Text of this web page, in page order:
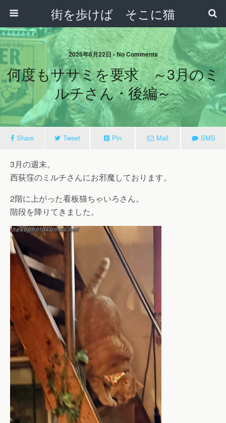
街を歩けば そこに猫
2026年6月22日 • No Comments
何度もササミを要求 ～3月のミ
ルチさん・後編～
Share Tweet Pin Mail SMS
3月の週末。
西荻窪のミルチさんにお邪魔しております。
2階に上がった看板猫ちゃいろさん。
階段を降りてきました。